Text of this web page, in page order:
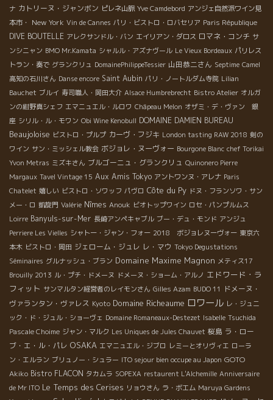
ナ カトリーヌ・ジャンボン ピレネ山脈 Yve Camdebord アンジェ自然派ワイン見
本市・ New York Vin de Cannes パリ・ビストロ・ロバセリア Paris République
DIVE BOUTELLE アレクサンドル・バン エイリアン・ダロス ロマネ・コンチ サ
ンシニャン BMO Mr.Kamata シャルル・アズナヴール Le Vieux Bordeaux パリレス
トラン・奏で グランクリュ DomainePhilippeTessier 山田恭二さん Septime Camel
高知の石川さん Danse encore Saint Aubin パリ・ノートルダム寺院 Lilian
Bauchet ブルイ 寿司職人・岡田大介 Alsace Humbrebrecht Bistro Atelier オルガ
ンの紺野真シェフ エマニュエル・ルロワ Châpeau Melon オザミ・デ・ヴァン 銀
座 シリル・ル・モワン Obi Wine Kenobull DOMAINE DAMIEN BUREAU
Beaujoloise ビストロ・プルプ カーヴ・フジキ London tasting RAW 2018 剣の
ワイン サン・ミッシェル教会 ボジョレ・ヌーヴォー Bourgone Blanc chef Torikai
Yvon Metras ミズキさん ブルゴーニュ・グランクリュ Quinonero Pierre
Margaux Tavel Vintage 15 Aux Amis Tokyo アントワンヌ・アレナ Paris
Chatelet 嬉しい ビストロ・ソワッフ パヴロ Côte du Py ドヌ・フランソワ・サン
メー・ロ 凱旋門 Valérie Nîmes Anouk ビオトップワイン ロセ・パンプルムス
Loirre Banyuls-sur-Mer 長崎アンペキャブル ブー・デュ・モンド アンジュ
Perriere Les Vielles シャトー・ジャン・フォー 2018 ボジョレヌーヴォー 東京六
本木 ビストロ・岡田 ジェローム・ジュレ レ・マウ Tokyo Degustations
Séminaires グルナッシュ・ブラン Domaine Maxime Magnon メティス17
Brouilly 2013 ル・プチ・ドメーヌ ドメーヌ・ショーム・アルノ エドワード・ラ
フィット サンマルタン経営者のレイモンさん Gilles Azam BUDO 11
ドメーヌ・
ヴァランタン・ヴァレス Kyoto Domaine Richeaume ロワール レ・ジュニ
ック・ド・ジュル・ショーヴェ Domaine Romaneaux-Destezet Isabelle Tsuchida
Pascale Choime ジャン・マルク Les Uniques de Jules Chauvet 桜島 ラ・ロー
ブ・エ・ル・パレ OSAKA エマニュエル・ジブロ レミーとオリヴィエ ローラ
ン・エルラン ブリュノー・シュラー ITO sejour bien occupe au Japon GOTO
Akiko Bistro FLACON タカムラ SOPEXA restaurent L'Alchemille Anniversaire
de Mr ITO Le Temps des Cerises リョウさん ラ・ボエム Maruya Gardens